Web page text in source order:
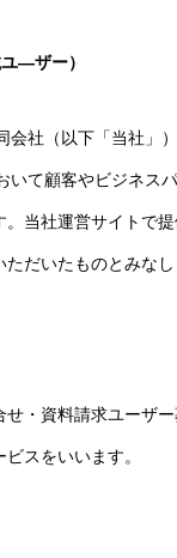
―ザー）
社（以下「当社」
て顧客やビジネス
当社運営サイトで
だいたものとみなし
・資料請求ユーザ
スをいいます。